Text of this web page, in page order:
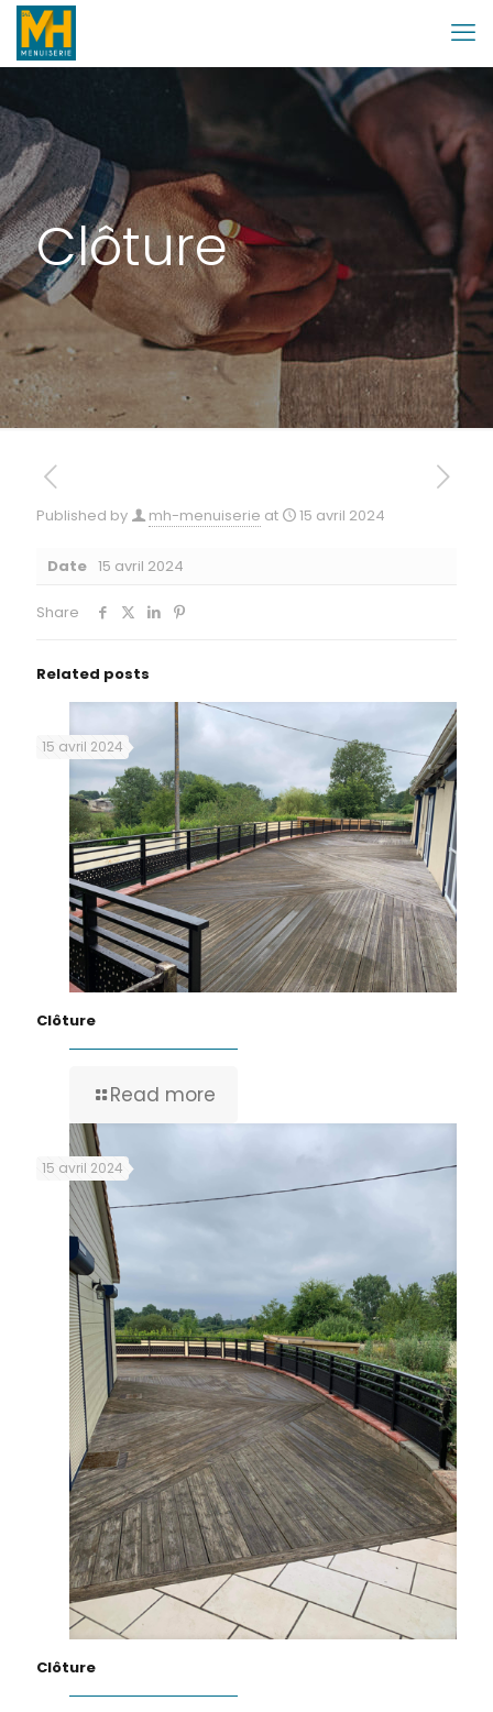
Clôture
Published by mh-menuiserie at 15 avril 2024
Date 15 avril 2024
Share
Related posts
15 avril 2024
Clôture
Read more
15 avril 2024
Clôture